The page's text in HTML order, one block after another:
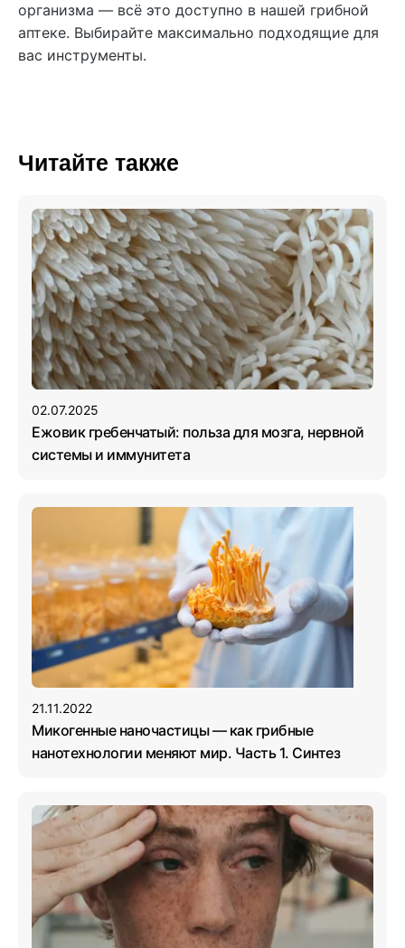
организма — всё это доступно в нашей грибной
аптеке. Выбирайте максимально подходящие для
вас инструменты.
Читайте также
02.07.2025
Ежовик гребенчатый: польза для мозга, нервной
системы и иммунитета
21.11.2022
Микогенные наночастицы — как грибные
нанотехнологии меняют мир. Часть 1. Синтез